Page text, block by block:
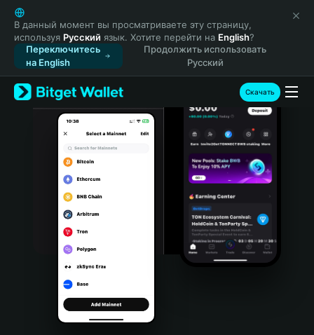
English
日本語
Tiếng Việt
Русский
Español (Latinoamérica)
Türkçe
Italiano
Português (Portugal)
Bahasa Indonesia
Português (Brasil)
Español (Argentina)
В данный момент вы просматриваете эту страницу,
используя Русский язык. Хотите перейти на English?
Переключитесь
на English
Продолжить использовать
Русский
Скачать